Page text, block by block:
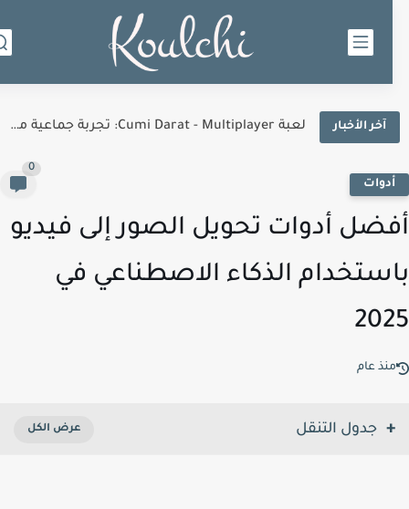
آخر الأخبار لعبة Cumi Darat - Multiplayer: تجربة جماعية مليئة بالتحدي والإثارة
أدوات تحويل الصور إلى فيديو
الذكاء الاصطناعي في
عام
جدول التنقل